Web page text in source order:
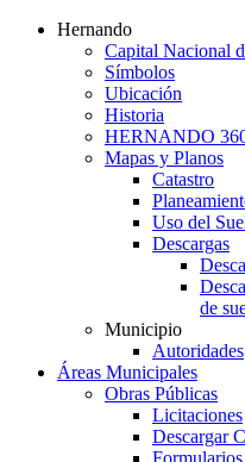
Hernando
Capital Nacional
Símbolos
Ubicación
Historia
HERNANDO
Mapas y Planos
Catastro
Uso del
Descargas
de
Municipio
Autoridades
Áreas Municipales
Obras Públicas
Licitaciones
Descargar